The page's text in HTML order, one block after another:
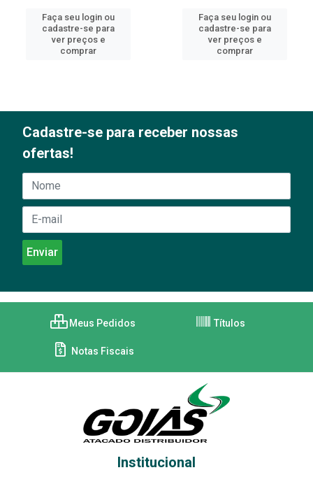
Faça seu login ou
cadastre-se para
ver preços e
comprar
Faça seu login ou
cadastre-se para
ver preços e
comprar
Cadastre-se para receber nossas
ofertas!
Meus Pedidos Títulos
Notas Fiscais
Institucional